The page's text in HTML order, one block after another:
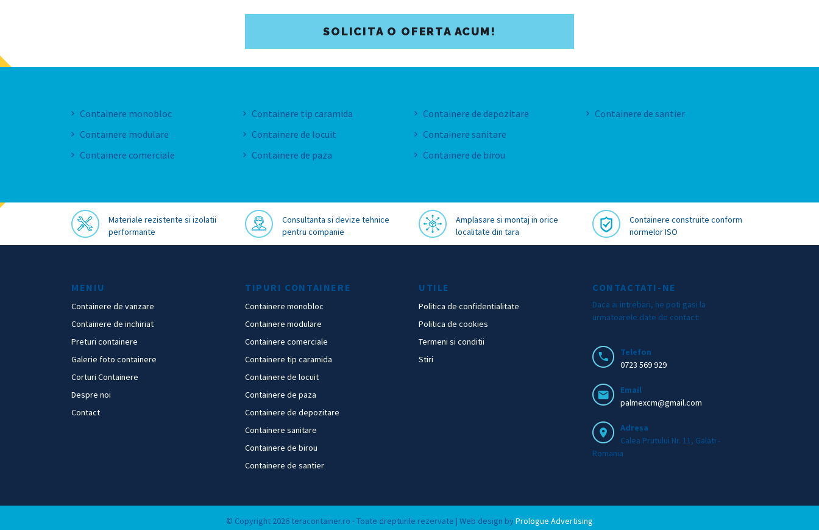
SOLICITA O OFERTA ACUM!
Containere monobloc
Containere modulare
Containere comerciale
Containere tip caramida
Containere de locuit
Containere de paza
Containere de depozitare
Containere sanitare
Containere de birou
Containere de santier
Materiale rezistente si izolatii
performante
Consultanta si devize tehnice
pentru companie
Amplasare si montaj in orice
localitate din tara
Containere construite conform
normelor ISO
MENIU
Containere de vanzare
Containere de inchiriat
Preturi containere
Galerie foto containere
Corturi Containere
Despre noi
Contact
TIPURI CONTAINERE
Containere monobloc
Containere modulare
Containere comerciale
Containere tip caramida
Containere de locuit
Containere de paza
Containere de depozitare
Containere sanitare
Containere de birou
Containere de santier
UTILE
Politica de confidentialitate
Politica de cookies
Termeni si conditii
Stiri
CONTACTATI-NE
Daca ai intrebari, ne poti gasi la
urmatoarele date de contact:
Telefon
0723 569 929
Email
palmexcm@gmail.com
Adresa
Calea Prutului Nr. 11, Galati -
Romania
© Copyright 2026 teracontainer.ro - Toate drepturile rezervate | Web design by Prologue Advertising